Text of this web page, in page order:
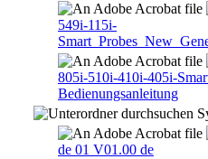
549i-115i-
805i-510i-410i-405i-
Bedienungsanleitung
de 01 V01.00 de